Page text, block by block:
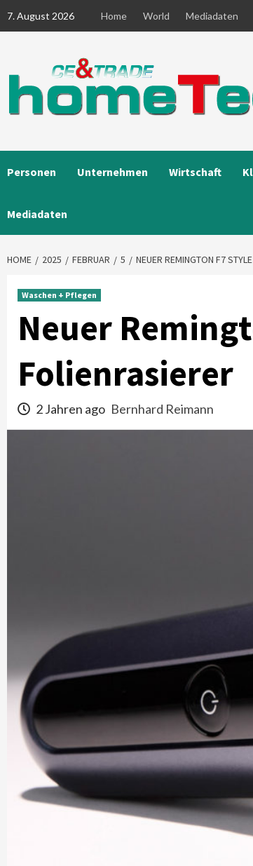
7. August 2026 Home World Mediadaten
Personen Unternehmen Wirtschaft
Mediadaten
HOME 2025 FEBRUAR 5 NEUER REMINGTON F7
Waschen + Pflegen
Neuer
Folienrasierer
2 Jahren ago Bernhard Reimann